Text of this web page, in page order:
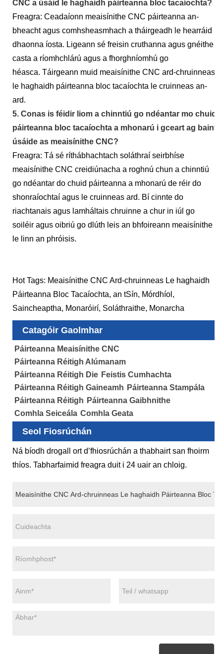
CNC a úsáid le haghaidh páirteanna bloc tacaíochta?
Freagra: Ceadaíonn meaisínithe CNC páirteanna an-
bheacht agus comhsheasmhach a tháirgeadh le hearráid
dhaonna íosta. Ligeann sé freisin cruthanna agus gnéithe
casta a ríomhchlárú agus a fhorghníomhú go
héasca. Táirgeann muid meaisínithe CNC ard-chruinneas
le haghaidh páirteanna bloc tacaíochta le cruinneas an-
ard.
5. Conas is féidir liom a chinntiú go ndéantar mo chuid
páirteanna bloc tacaíochta a mhonarú i gceart ag baint
úsáide as meaisínithe CNC?
Freagra: Tá sé ríthábhachtach soláthraí seirbhíse
meaisínithe CNC creidiúnacha a roghnú chun a chinntiú
go ndéantar do chuid páirteanna a mhonarú de réir do
shonraíochtaí agus le cruinneas ard. Bí cinnte do
riachtanais agus lamháltais chruinne a chur in iúl go
soiléir agus oibriú go dlúth leis an bhfoireann meaisínithe
le linn an phróisis.
Hot Tags: Meaisínithe CNC Ard-chruinneas Le haghaidh
Páirteanna Bloc Tacaíochta, an tSín, Mórdhíol,
Saincheaptha, Monaróirí, Soláthraithe, Monarcha
Catagóir Gaolmhar
Páirteanna Meaisínithe CNC
Páirteanna Réitigh Alúmanam
Páirteanna Réitigh Die Feistis Cumhachta
Páirteanna Réitigh Gaineamh Páirteanna Stampála
Páirteanna Réitigh Páirteanna Gaibhnithe
Comhla Seiceála Comhla Geata
Seol Fiosrúchán
Ná bíodh drogall ort d’fhiosrúchán a thabhairt san fhoirm
thíos. Tabharfaimid freagra duit i 24 uair an chloig.